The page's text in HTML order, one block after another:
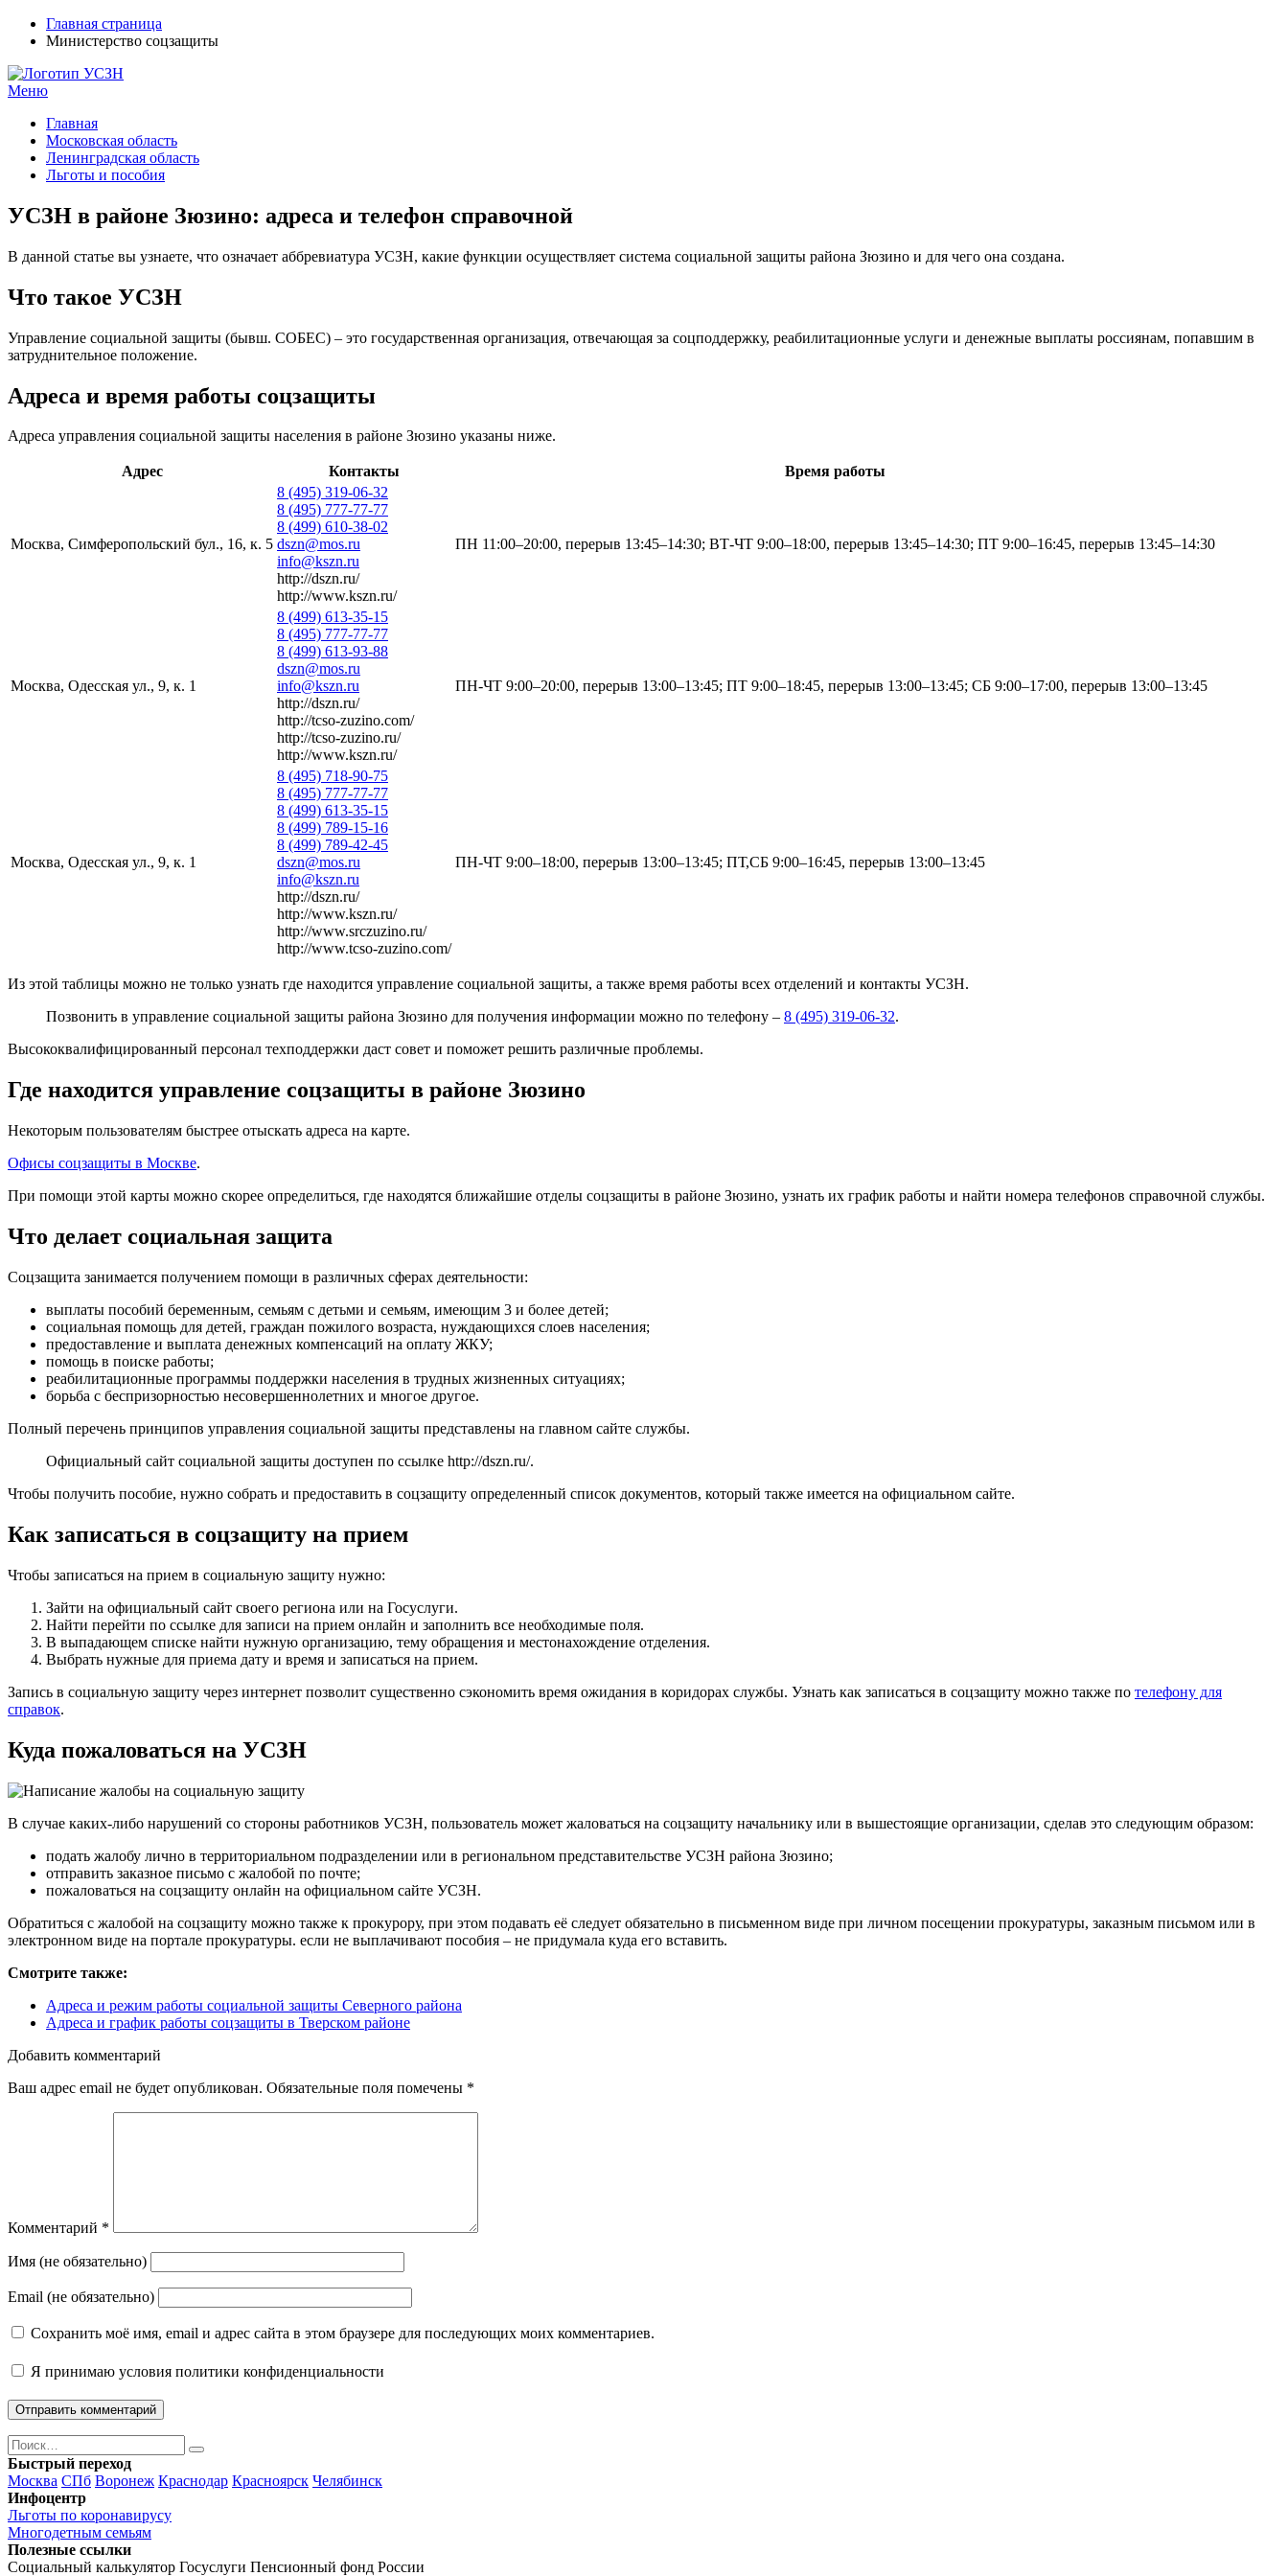
Главная страница
Министерство соцзащиты
Меню
Главная
Московская область
Ленинградская область
Льготы и пособия
УСЗН в районе Зюзино: адреса и телефон справочной
В данной статье вы узнаете, что означает аббревиатура УСЗН, какие функции осуществляет система социальной защиты района Зюзино и для чего она создана.
Что такое УСЗН
Управление социальной защиты (бывш. СОБЕС) – это государственная организация, отвечающая за соцподдержку, реабилитационные услуги и денежные выплаты россиянам, попавшим в
затруднительное положение.
Адреса и время работы соцзащиты
Адреса управления социальной защиты населения в районе Зюзино указаны ниже.
Адрес Контакты Время работы
Москва, Симферопольский бул., 16, к. 5
8 (495) 319-06-32
8 (495) 777-77-77
8 (499) 610-38-02
dszn@mos.ru
info@kszn.ru
http://dszn.ru/
http://www.kszn.ru/
ПН 11:00–20:00, перерыв 13:45–14:30; ВТ-ЧТ 9:00–18:00, перерыв 13:45–14:30; ПТ 9:00–16:45, перерыв 13:45–14:30
Москва, Одесская ул., 9, к. 1
8 (499) 613-35-15
8 (495) 777-77-77
8 (499) 613-93-88
dszn@mos.ru
info@kszn.ru
http://dszn.ru/
http://tcso-zuzino.com/
http://tcso-zuzino.ru/
http://www.kszn.ru/
ПН-ЧТ 9:00–20:00, перерыв 13:00–13:45; ПТ 9:00–18:45, перерыв 13:00–13:45; СБ 9:00–17:00, перерыв 13:00–13:45
Москва, Одесская ул., 9, к. 1
8 (495) 718-90-75
8 (495) 777-77-77
8 (499) 613-35-15
8 (499) 789-15-16
8 (499) 789-42-45
dszn@mos.ru
info@kszn.ru
http://dszn.ru/
http://www.kszn.ru/
http://www.srczuzino.ru/
http://www.tcso-zuzino.com/
ПН-ЧТ 9:00–18:00, перерыв 13:00–13:45; ПТ,СБ 9:00–16:45, перерыв 13:00–13:45
Из этой таблицы можно не только узнать где находится управление социальной защиты, а также время работы всех отделений и контакты УСЗН.
Позвонить в управление социальной защиты района Зюзино для получения информации можно по телефону – 8 (495) 319-06-32.
Высококвалифицированный персонал техподдержки даст совет и поможет решить различные проблемы.
Где находится управление соцзащиты в районе Зюзино
Некоторым пользователям быстрее отыскать адреса на карте.
Офисы соцзащиты в Москве.
При помощи этой карты можно скорее определиться, где находятся ближайшие отделы соцзащиты в районе Зюзино, узнать их график работы и найти номера телефонов справочной службы.
Что делает социальная защита
Соцзащита занимается получением помощи в различных сферах деятельности:
выплаты пособий беременным, семьям с детьми и семьям, имеющим 3 и более детей;
социальная помощь для детей, граждан пожилого возраста, нуждающихся слоев населения;
предоставление и выплата денежных компенсаций на оплату ЖКУ;
помощь в поиске работы;
реабилитационные программы поддержки населения в трудных жизненных ситуациях;
борьба с беспризорностью несовершеннолетних и многое другое.
Полный перечень принципов управления социальной защиты представлены на главном сайте службы.
Официальный сайт социальной защиты доступен по ссылке http://dszn.ru/.
Чтобы получить пособие, нужно собрать и предоставить в соцзащиту определенный список документов, который также имеется на официальном сайте.
Как записаться в соцзащиту на прием
Чтобы записаться на прием в социальную защиту нужно:
Зайти на официальный сайт своего региона или на Госуслуги.
Найти перейти по ссылке для записи на прием онлайн и заполнить все необходимые поля.
В выпадающем списке найти нужную организацию, тему обращения и местонахождение отделения.
Выбрать нужные для приема дату и время и записаться на прием.
Запись в социальную защиту через интернет позволит существенно сэкономить время ожидания в коридорах службы. Узнать как записаться в соцзащиту можно также по телефону для
справок.
Куда пожаловаться на УСЗН
В случае каких-либо нарушений со стороны работников УСЗН, пользователь может жаловаться на соцзащиту начальнику или в вышестоящие организации, сделав это следующим образом:
подать жалобу лично в территориальном подразделении или в региональном представительстве УСЗН района Зюзино;
отправить заказное письмо с жалобой по почте;
пожаловаться на соцзащиту онлайн на официальном сайте УСЗН.
Обратиться с жалобой на соцзащиту можно также к прокурору, при этом подавать её следует обязательно в письменном виде при личном посещении прокуратуры, заказным письмом или в
электронном виде на портале прокуратуры. если не выплачивают пособия – не придумала куда его вставить.
Смотрите также:
Адреса и режим работы социальной защиты Северного района
Адреса и график работы соцзащиты в Тверском районе
Добавить комментарий
Ваш адрес email не будет опубликован. Обязательные поля помечены *
Комментарий *
Имя (не обязательно)
Email (не обязательно)
Сохранить моё имя, email и адрес сайта в этом браузере для последующих моих комментариев.
Я принимаю условия политики конфиденциальности
Поиск
Найти
Быстрый переход
Москва СПб Воронеж Краснодар Красноярск Челябинск
Инфоцентр
Льготы по коронавирусу
Многодетным семьям
Полезные ссылки
Социальный калькулятор Госуслуги Пенсионный фонд России